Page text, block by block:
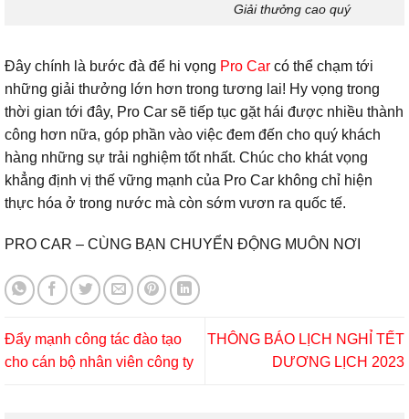
Giải thưởng cao quý
Đây chính là bước đà để hi vọng Pro Car có thể chạm tới
những giải thưởng lớn hơn trong tương lai! Hy vọng trong
thời gian tới đây, Pro Car sẽ tiếp tục gặt hái được nhiều thành
công hơn nữa, góp phần vào việc đem đến cho quý khách
hàng những sự trải nghiệm tốt nhất. Chúc cho khát vọng
khẳng định vị thế vững mạnh của Pro Car không chỉ hiện
thực hóa ở trong nước mà còn sớm vươn ra quốc tế.
PRO CAR – CÙNG BẠN CHUYỂN ĐỘNG MUÔN NƠI
Đẩy mạnh công tác đào tạo
cho cán bộ nhân viên công ty
THÔNG BÁO LỊCH NGHỈ TẾT
DƯƠNG LỊCH 2023